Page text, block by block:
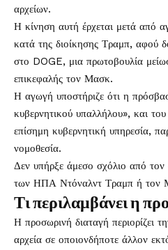
αρχείων.
Η κίνηση αυτή έρχεται μετά από
κατά της διοίκησης Τραμπ, αφού
στο DOGE, μια πρωτοβουλία
επικεφαλής τον Μασκ.
Η αγωγή υποστήριζε ότι η
κυβερνητικού υπαλλήλου», και
επίσημη κυβερνητική υπηρεσία,
νομοθεσία.
Δεν υπήρξε άμεσο σχόλιο από
των ΗΠΑ Ντόναλντ Τραμπ ή τον
Τι περιλαμβάνει η
Η προσωρινή διαταγή περιορίζει
αρχεία σε οποιονδήποτε άλλον